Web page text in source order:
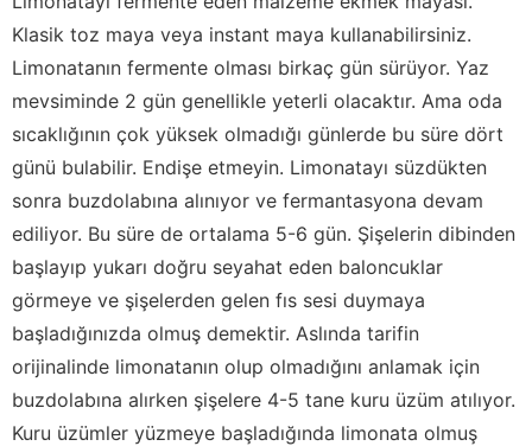
Klasik toz maya veya instant maya kullanabilirsiniz.
Limonatanın fermente olması birkaç gün sürüyor. Yaz
mevsiminde 2 gün genellikle yeterli olacaktır. Ama oda
sıcaklığının çok yüksek olmadığı günlerde bu süre dört
günü bulabilir. Endişe etmeyin. Limonatayı süzdükten
sonra buzdolabına alınıyor ve fermantasyona devam
ediliyor. Bu süre de ortalama 5-6 gün. Şişelerin dibinden
başlayıp yukarı doğru seyahat eden baloncuklar
görmeye ve şişelerden gelen fıs sesi duymaya
başladığınızda olmuş demektir. Aslında tarifin
orijinalinde limonatanın olup olmadığını anlamak için
buzdolabına alırken şişelere 4-5 tane kuru üzüm atılıyor.
Kuru üzümler yüzmeye başladığında limonata olmuş